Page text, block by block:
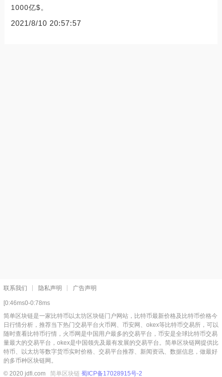
1000亿$。
2021/8/10 20:57:57
联系我们 隐私声明 广告声明
[0:46ms0-0:78ms
简单区块链是一家比特币以太坊区块链门户网站，比特币最新价格及比特币价格今
日行情分析，推荐当下热门交易平台火币网、币安网、okex等比特币交易所，可以
随时查看比特币行情，火币网是中国用户最多的交易平台，币安是全球比特币交易
量最大的交易平台，okex是中国领先及最有发展的交易平台。简单区块链网提供比
特币、以太坊等数字货币实时价格、交易平台推荐、新闻资讯、数据信息，做最好
的多币种区块链网。
© 2020 jdfi.com 简单区块链 蜀ICP备17028915号-2